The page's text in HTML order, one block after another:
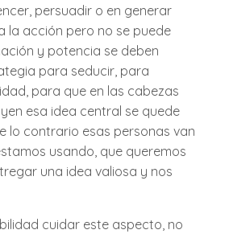
persuadir o en generar
la acción pero no se puede
y potencia se deben
para seducir, para
para que en las cabezas
esa idea central se quede
lo contrario esas personas van
usando, que queremos
una idea valiosa y nos
cuidar este aspecto, no